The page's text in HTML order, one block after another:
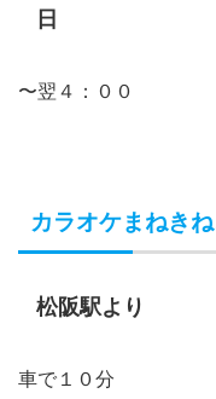
日
〜翌４：００
カラオケまねき
松阪駅より
車で１０分